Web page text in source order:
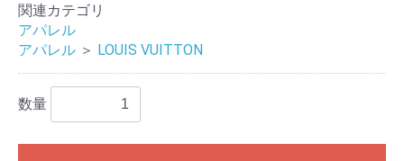
関連カテゴリ
アパレル
アパレル ＞ LOUIS VUITTON
数量